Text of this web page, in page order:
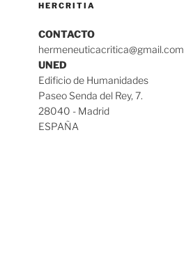
HERCRITIA
CONTACTO
hermeneuticacritica@gmail.com
UNED
Edificio de Humanidades
Paseo Senda del Rey, 7.
28040 - Madrid
ESPAÑA